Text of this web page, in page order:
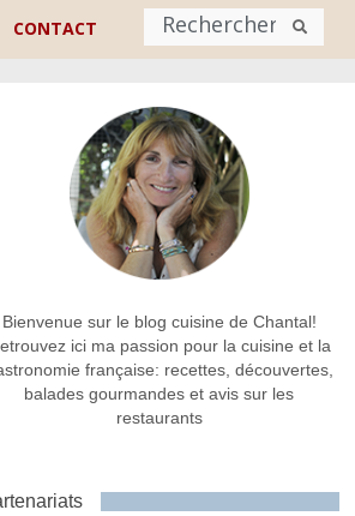
CONTACT
Nom
*
Bienvenue sur le blog cuisine de Chantal!
ici ma passion pour la cuisine et la
française: recettes, découvertes,
balades gourmandes et avis sur les
restaurants